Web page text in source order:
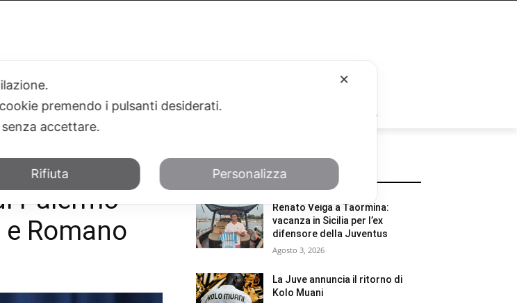
SICILIA SALUTE SPORT TN24TV
Palermo
Romano
POTREBBE INTERESSARTI
Renato Veiga a Taormina:
vacanza in Sicilia per l’ex
difensore della Juventus
Agosto 3, 2026
La Juve annuncia il ritorno di
Kolo Muani
✕
premendo i pulsanti desiderati.
accettare.
Rifiuta Personalizza